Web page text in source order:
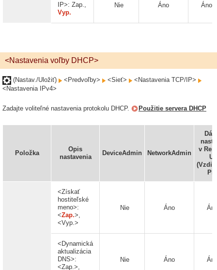
IP>: Zap.,
Vyp.
Nie Áno Áno
<Nastavenia voľby DHCP>
(Nastav./Uložiť) <Predvoľby> <Sieť>
<Nastavenia TCP/IP>
<Nastavenia IPv4>
Zadajte voliteľné nastavenia protokolu DHCP. Použitie servera DHCP
Položka
Opis
nastavenia
DeviceAdmin NetworkAdmin
Dá
v
UI
<Získať
hostiteľské
meno>:
<Zap.>,
<Vyp.>
Nie Áno
<Dynamická
aktualizácia
DNS>:
<Zap.>,
Nie Áno